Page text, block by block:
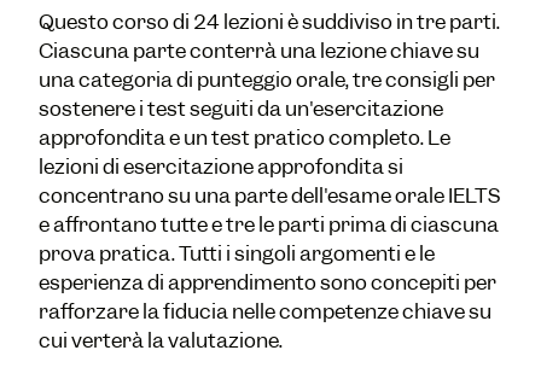
Questo corso di 24 lezioni è suddiviso in tre parti.
Ciascuna parte conterrà una lezione chiave su
una categoria di punteggio orale, tre consigli per
sostenere i test seguiti da un'esercitazione
approfondita e un test pratico completo. Le
lezioni di esercitazione approfondita si
concentrano su una parte dell'esame orale IELTS
e affrontano tutte e tre le parti prima di ciascuna
prova pratica. Tutti i singoli argomenti e le
esperienza di apprendimento sono concepiti per
rafforzare la fiducia nelle competenze chiave su
cui verterà la valutazione.